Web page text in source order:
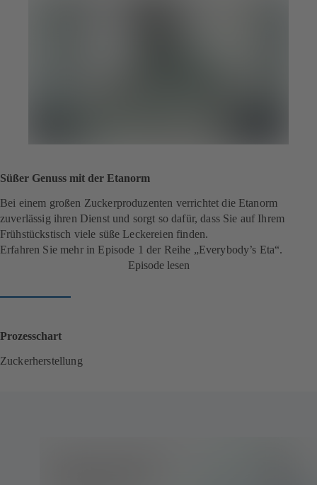
Süßer Genuss mit der Etanorm
Bei einem großen Zuckerproduzenten verrichtet die Etanorm
zuverlässig ihren Dienst und sorgt so dafür, dass Sie auf Ihrem
Frühstückstisch viele süße Leckereien finden.
Erfahren Sie mehr in Episode 1 der Reihe „Everybody’s Eta“.
Episode lesen
Prozesschart
Zuckerherstellung